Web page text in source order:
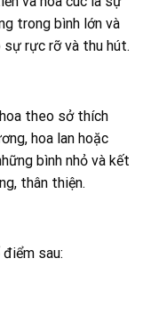
trong bình lớn và
rực rỡ và thu hút.
theo sở thích
hoa lan hoặc
bình nhỏ và kết
thân thiện.
sau: